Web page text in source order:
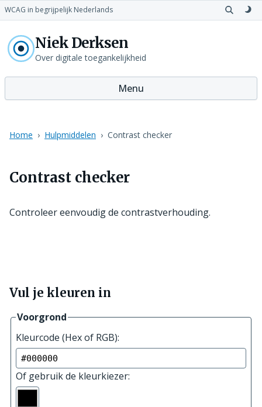
WCAG in begrijpelijk Nederlands
Open
Niek Derksen
Over digitale toegankelijkheid
Menu
Home Hulpmiddelen Contrast checker
Contrast checker
Controleer eenvoudig de contrastverhouding.
Vul je kleuren in
Voorgrond
Kleurcode (Hex of RGB):
Of gebruik de kleurkiezer: